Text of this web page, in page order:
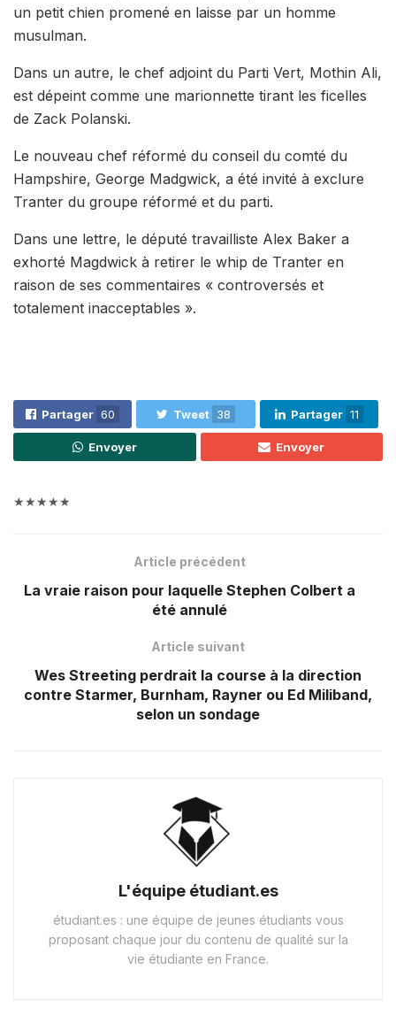
un petit chien promené en laisse par un homme
musulman.
Dans un autre, le chef adjoint du Parti Vert, Mothin Ali,
est dépeint comme une marionnette tirant les ficelles
de Zack Polanski.
Le nouveau chef réformé du conseil du comté du
Hampshire, George Madgwick, a été invité à exclure
Tranter du groupe réformé et du parti.
Dans une lettre, le député travailliste Alex Baker a
exhorté Magdwick à retirer le whip de Tranter en
raison de ses commentaires « controversés et
totalement inacceptables ».
Partager 60 Tweet 38 Partager 11
Envoyer Envoyer
★★★★★
Article précédent
La vraie raison pour laquelle Stephen Colbert a
été annulé
Article suivant
Wes Streeting perdrait la course à la direction
contre Starmer, Burnham, Rayner ou Ed Miliband,
selon un sondage
L'équipe étudiant.es
étudiant.es : une équipe de jeunes étudiants vous
proposant chaque jour du contenu de qualité sur la
vie étudiante en France.